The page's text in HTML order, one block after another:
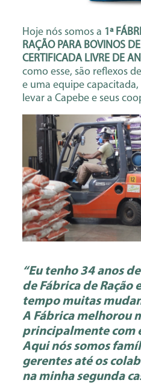
Hoje nós somos a 1ª
RAÇÃO PARA BOVINOS
CERTIFICADA LIVRE DE
como esse, são reflexos
e uma equipe
levar a Capebe e seus
“Eu tenho 34 anos
de Fábrica de Ração
tempo muitas
A Fábrica melhorou
principalmente com
Aqui nós somos
gerentes até os
na minha segunda